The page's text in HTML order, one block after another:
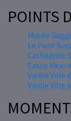
POINTS
Musée
Le Pont
Cathédrale
Casco Viejo
Vieille Ville
Vieille Ville